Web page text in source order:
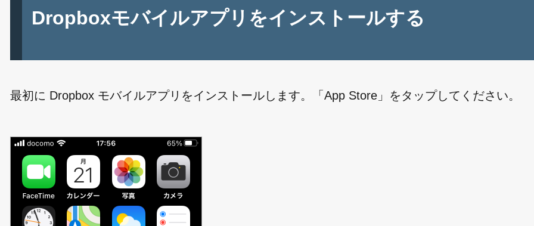
Dropboxモバイルアプリをインストールする
最初に Dropbox モバイルアプリをインストールします。「App Store」をタップしてください。